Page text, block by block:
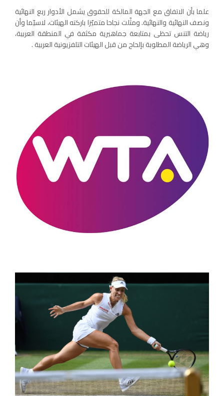
علما بأن الاتفاق مع الجهة المالكة للحقوق يشمل الأدوار ربع النهائية
ونصف النهائية والنهائية. ومثّلت نجاحا متميّزا باركته الهيئات، لاسيّما وأن
رياضة التنس تحظى بمتابعة جماهيرية مكثفة في المنطقة العربية،
وهي الرياضة المطلوبة بإلحاح من قبل الهيئات التلفزيونية العربية .